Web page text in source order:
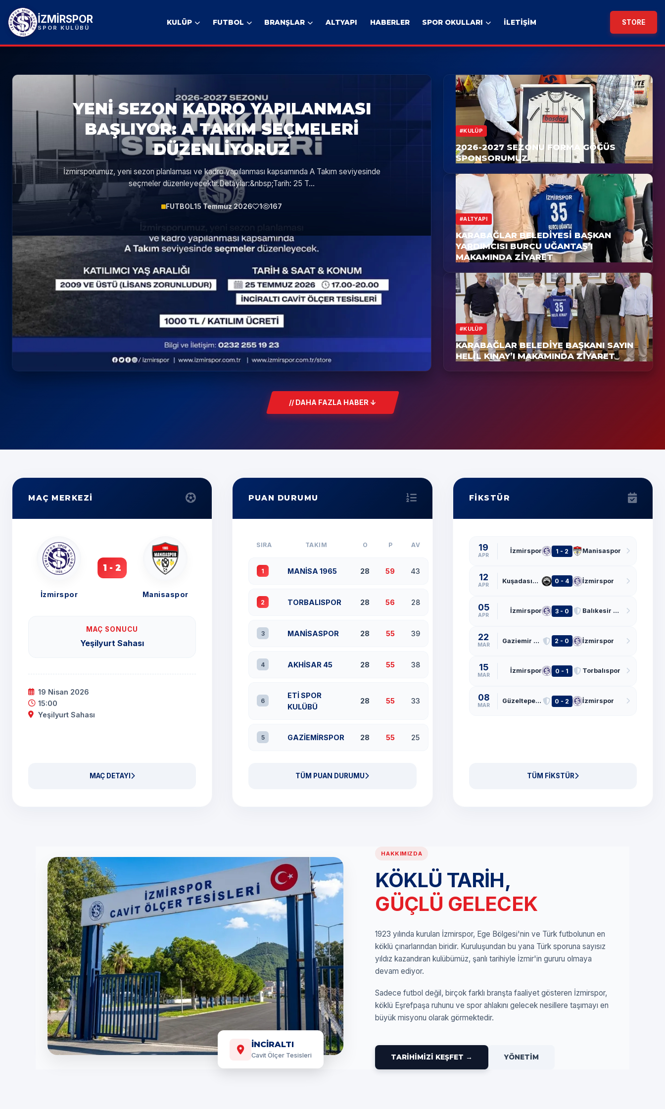
İZMİRSPOR
SPOR KULÜBÜ
KULÜP FUTBOL BRANŞLAR ALTYAPI HABERLER SPOR OKULLARI İLETİŞİM STORE
1923
YENI SEZON KADRO YAPILANMASI
BAŞLIYOR: A TAKIM SEÇMELERI
DÜZENLIYORUZ
İzmirsporumuz, yeni sezon planlaması ve kadro yapılanması kapsamında A Takım seviyesinde
seçmeler düzenleyecektir.Detaylar:&nbsp;Tarih: 25 T...
FUTBOL15 Temmuz 2026 1 167
#KULÜP
2026-2027 SEZONU FORMA GÖĞÜS
SPONSORUMUZ
#ALTYAPI
KARABAĞLAR BELEDIYESI BAŞKAN
YARDIMCISI BURCU UĞANTAŞ’I
MAKAMINDA ZIYARET
#KULÜP
KARABAĞLAR BELEDIYE BAŞKANI SAYIN
HELIL KINAY’I MAKAMINDA ZIYARET
// DAHA FAZLA HABER ↓
MAÇ MERKEZİ
İzmirspor
1 - 2
Manisaspor
MAÇ SONUCU
Yeşilyurt Sahası
19 Nisan 2026
15:00
Yeşilyurt Sahası
MAÇ DETAYI
PUAN DURUMU
SIRA TAKIM O P AV
1 MANİSA 1965 28 59 43
2 TORBALISPOR 28 56 28
3 MANİSASPOR 28 55 39
4 AKHİSAR 45 28 55 38
6
ETİ SPOR
KULÜBÜ
28 55 33
5 GAZİEMİRSPOR 28 55 25
TÜM PUAN DURUMU
FİKSTÜR
19
APR
İzmirspor 1 - 2 Manisaspor
12
APR
Kuşadasıspor 0 - 4 İzmirspor
05
APR
İzmirspor 3 - 0 Balıkesir BŞB
22
MAR
Gaziemir GSK 2 - 0 İzmirspor
15
MAR
İzmirspor 0 - 1 Torbalıspor
08
MAR
Güzeltepe FSK 0 - 2 İzmirspor
TÜM FİKSTÜR
İNCİRALTI
Cavit Ölçer Tesisleri
HAKKIMIZDA
KÖKLÜ TARİH,
GÜÇLÜ GELECEK
1923 yılında kurulan İzmirspor, Ege Bölgesi'nin ve Türk futbolunun en
köklü çınarlarından biridir. Kuruluşundan bu yana Türk sporuna sayısız
yıldız kazandıran kulübümüz, şanlı tarihiyle İzmir'in gururu olmaya
devam ediyor.
Sadece futbol değil, birçok farklı branşta faaliyet gösteren İzmirspor,
köklü Eşrefpaşa ruhunu ve spor ahlakını gelecek nesillere taşımayı en
büyük misyonu olarak görmektedir.
TARİHİMİZİ KEŞFET → YÖNETİM